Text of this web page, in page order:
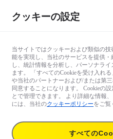
クッキーの設定
当サイトではクッキーおよび類似の
能を実現し、当社のサービスを提供
し、統計情報を分析し、パーソナラ
ます。 「すべてのCookieを受け入れ
や当社のパートナーおよび/または第
同意することになります。 Cookieの
とで管理できます。 より詳細な情報
には、当社のクッキーポリシーをご覧
すべての